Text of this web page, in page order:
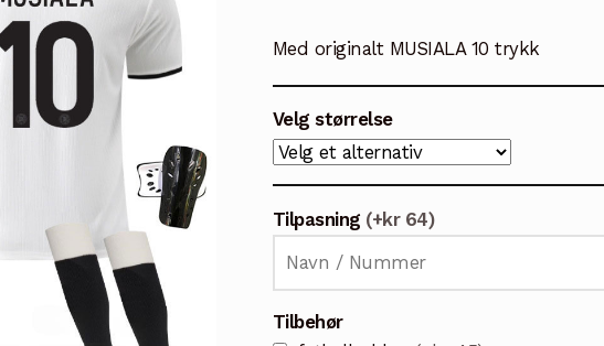
til
Med originalt MUSIALA 10 trykk
Velg størrelse
Tilpasning (+kr 64)
Tilbehør